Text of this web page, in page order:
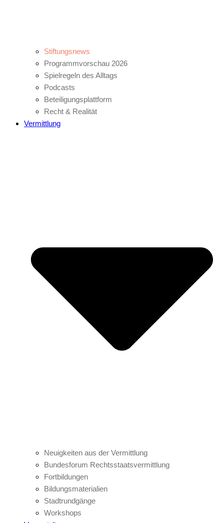
Stiftungsnews
Programmvorschau 2026
Spielregeln des Alltags
Podcasts
Beteiligungsplattform
Recht & Realität
Vermittlung
Neuigkeiten aus der Vermittlung
Bundesforum Rechtsstaatsvermittlung
Fortbildungen
Bildungsmaterialien
Stadtrundgänge
Workshops